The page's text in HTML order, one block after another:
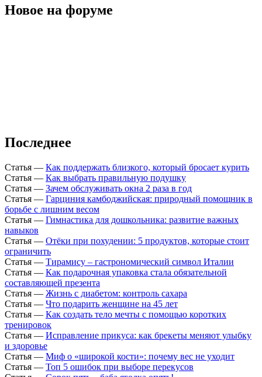
Новое на форуме
Последнее
Статья — Как поддержать близкого, который бросает курить
Статья — Как выбрать правильную подушку
Статья — Зачем обслуживать окна 2 раза в год
Статья — Гарциния камбоджийская: природный помощник в
борьбе с лишним весом
Статья — Гимнастика для дошкольника: развитие важных
навыков
Статья — Отёки при похудении: 5 продуктов, которые стоит
ограничить
Статья — Тирамису – гастрономический символ Италии
Статья — Как подарочная упаковка стала обязательной
составляющей презента
Статья — Жизнь с диабетом: контроль сахара
Статья — Что подарить женщине на 45 лет
Статья — Как создать тело мечты с помощью коротких
тренировок
Статья — Исправление прикуса: как брекеты меняют улыбку
и здоровье
Статья — Миф о «широкой кости»: почему вес не уходит
Статья — Топ 5 ошибок при выборе перекусов